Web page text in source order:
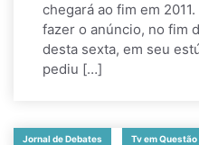
chegará ao fim em
fazer o anúncio, no fim
desta sexta, em seu
pediu […]
Jornal de Debates Tv em Questão